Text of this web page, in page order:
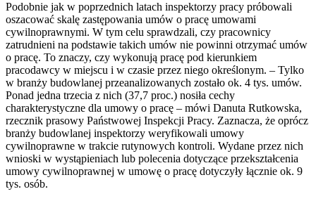
Podobnie jak w poprzednich latach inspektorzy pracy próbowali
oszacować skalę zastępowania umów o pracę umowami
cywilnoprawnymi. W tym celu sprawdzali, czy pracownicy
zatrudnieni na podstawie takich umów nie powinni otrzymać umów
o pracę. To znaczy, czy wykonują pracę pod kierunkiem
pracodawcy w miejscu i w czasie przez niego określonym. – Tylko
w branży budowlanej przeanalizowanych zostało ok. 4 tys. umów.
Ponad jedna trzecia z nich (37,7 proc.) nosiła cechy
charakterystyczne dla umowy o pracę – mówi Danuta Rutkowska,
rzecznik prasowy Państwowej Inspekcji Pracy. Zaznacza, że oprócz
branży budowlanej inspektorzy weryfikowali umowy
cywilnoprawne w trakcie rutynowych kontroli. Wydane przez nich
wnioski w wystąpieniach lub polecenia dotyczące przekształcenia
umowy cywilnoprawnej w umowę o pracę dotyczyły łącznie ok. 9
tys. osób.